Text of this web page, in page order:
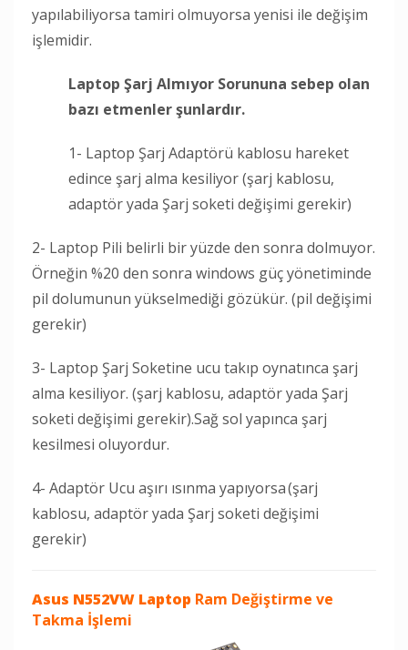
yapılabiliyorsa tamiri olmuyorsa yenisi ile değişim
işlemidir.
Laptop Şarj Almıyor Sorununa sebep olan
bazı etmenler şunlardır.
1- Laptop Şarj Adaptörü kablosu hareket
edince şarj alma kesiliyor (şarj kablosu,
adaptör yada Şarj soketi değişimi gerekir)
2- Laptop Pili belirli bir yüzde den sonra dolmuyor.
Örneğin %20 den sonra windows güç yönetiminde
pil dolumunun yükselmediği gözükür. (pil değişimi
gerekir)
3- Laptop Şarj Soketine ucu takıp oynatınca şarj
alma kesiliyor. (şarj kablosu, adaptör yada Şarj
soketi değişimi gerekir).Sağ sol yapınca şarj
kesilmesi oluyordur.
4- Adaptör Ucu aşırı ısınma yapıyorsa (şarj
kablosu, adaptör yada Şarj soketi değişimi
gerekir)
Asus N552VW Laptop Ram Değiştirme ve
Takma İşlemi